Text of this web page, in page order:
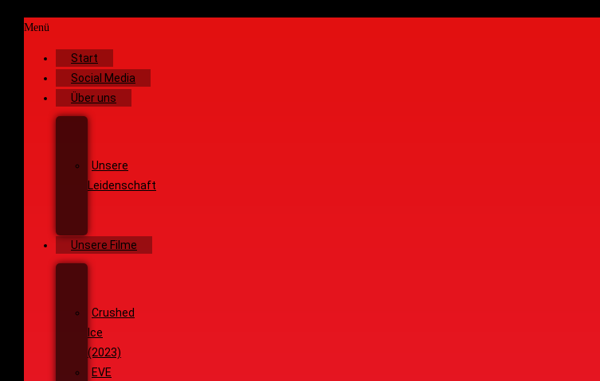
Menü
Start
Social Media
Über uns
Unsere
Leidenschaft
Unsere Filme
Crushed
Ice
(2023)
EVE